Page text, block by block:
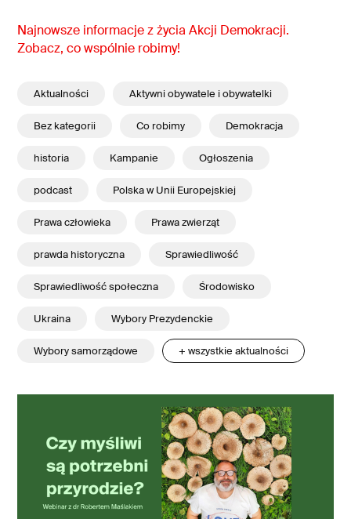
Najnowsze informacje z życia Akcji Demokracji.
Zobacz, co wspólnie robimy!
Aktualności Aktywni obywatele i obywatelki
Bez kategorii Co robimy Demokracja
historia Kampanie Ogłoszenia
podcast Polska w Unii Europejskiej
Prawa człowieka Prawa zwierząt
prawda historyczna Sprawiedliwość
Sprawiedliwość społeczna Środowisko
Ukraina Wybory Prezydenckie
Wybory samorządowe + wszystkie aktualności